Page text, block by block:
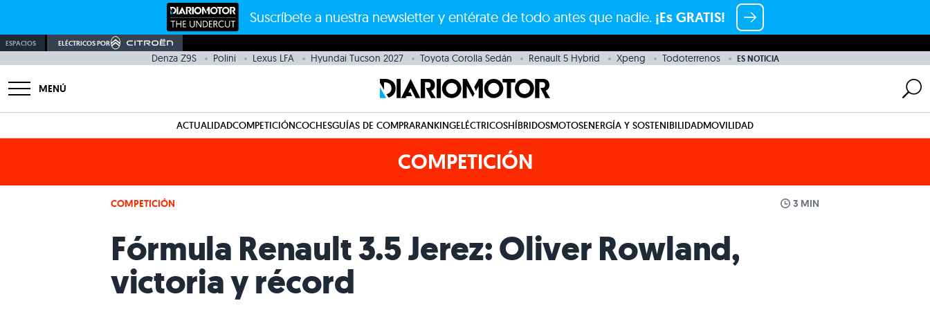
Suscríbete a nuestra newsletter y entérate de todo antes que nadie. ¡Es GRATIS!
ESPACIOS ELÉCTRICOS POR
Denza Z9S Polini Lexus LFA Hyundai Tucson 2027 Toyota Corolla Sedán Renault 5 Hybrid Xpeng Todoterrenos ES NOTICIA
MENÚ
ACTUALIDADCOMPETICIÓNCOCHESGUÍAS DE COMPRARANKINGELÉCTRICOSHÍBRIDOSMOTOSENERGÍA Y SOSTENIBILIDADMOVILIDAD
COMPETICIÓN
COMPETICIÓN 3 MIN
Fórmula Renault 3.5 Jerez: Oliver Rowland,
victoria y récord